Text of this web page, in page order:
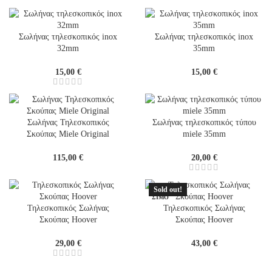
Σωλήνας τηλεσκοπικός inox
32mm
15,00 €
Σωλήνας τηλεσκοπικός inox
35mm
15,00 €
Σωλήνας Τηλεσκοπικός
Σκούπας Miele Original
115,00 €
Σωλήνας τηλεσκοπικός τύπου
miele 35mm
20,00 €
Τηλεσκοπικός Σωλήνας
Σκούπας Hoover
29,00 €
Sold out!
ΔΙΑΘΕ
ΣΙΜΟ
ΚΑΤΟ
ΠΙΝ ΠΤηλεσκοπικός Σωλήνας
Σκούπας Hoover
43,00 €